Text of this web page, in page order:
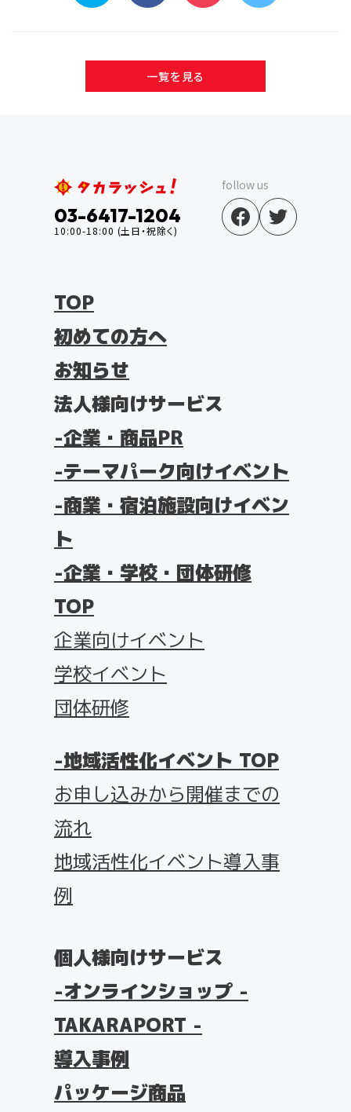
一覧を見る
03-6417-1204
10:00-18:00 (土日・祝除く)
follow us
TOP
初めての方へ
お知らせ
法人様向けサービス
企業・商品PR
テーマパーク向けイベント
商業・宿泊施設向けイベン
ト
企業・学校・団体研修
TOP
企業向けイベント
学校イベント
団体研修
地域活性化イベント TOP
お申し込みから開催までの
流れ
地域活性化イベント導入事
例
個人様向けサービス
オンラインショップ -
TAKARAPORT -
導入事例
パッケージ商品